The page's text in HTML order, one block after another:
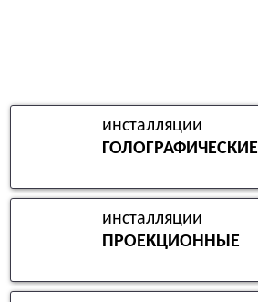
ГОЛОГРАФИЧЕСКИЕ
инсталляции
ПРОЕКЦИОННЫЕ
инсталляции